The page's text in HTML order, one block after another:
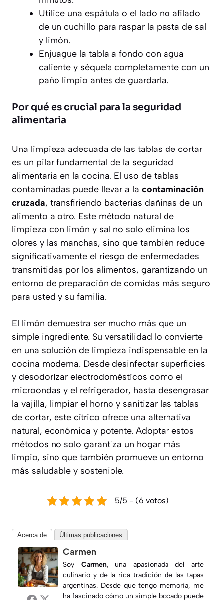
Utilice una espátula o el lado no afilado
de un cuchillo para raspar la pasta de sal
y limón.
Enjuague la tabla a fondo con agua
caliente y séquela completamente con un
paño limpio antes de guardarla.
Por qué es crucial para la seguridad
alimentaria
Una limpieza adecuada de las tablas de cortar
es un pilar fundamental de la seguridad
alimentaria en la cocina. El uso de tablas
contaminadas puede llevar a la contaminación
cruzada, transfiriendo bacterias dañinas de un
alimento a otro. Este método natural de
limpieza con limón y sal no solo elimina los
olores y las manchas, sino que también reduce
significativamente el riesgo de enfermedades
transmitidas por los alimentos, garantizando un
entorno de preparación de comidas más seguro
para usted y su familia.
El limón demuestra ser mucho más que un
simple ingrediente. Su versatilidad lo convierte
en una solución de limpieza indispensable en la
cocina moderna. Desde desinfectar superficies
y desodorizar electrodomésticos como el
microondas y el refrigerador, hasta desengrasar
la vajilla, limpiar el horno y sanitizar las tablas
de cortar, este cítrico ofrece una alternativa
natural, económica y potente. Adoptar estos
métodos no solo garantiza un hogar más
limpio, sino que también promueve un entorno
más saludable y sostenible.
5/5 - (6 votos)
Acerca de Últimas publicaciones
Carmen
Soy Carmen, una apasionada del arte
culinario y de la rica tradición de las tapas
argentinas. Desde que tengo memoria, me
ha fascinado cómo un simple bocado puede